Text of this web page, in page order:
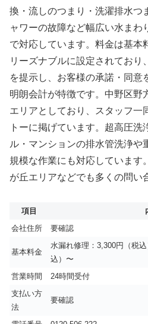
換・流しのつまり・洗濯排水つ
ャワーの故障など幅広い水まわ
で対応しています。料金は基本
リーズナブルに設定されており
を提示し、お客様の承諾・同意
明朗会計が特徴です。中野区野
エリアとしており、スタッフ一
トーに掲げています。超高圧
ル・マンションの排水管洗浄や
規模な作業にも対応しています
が丘エリアなどでも多くの問い
項目
会社住所
要確認
基本料金
水漏れ修理：3,300円（税
込）〜
営業時間
24時間受付
支払い方
法
要確認